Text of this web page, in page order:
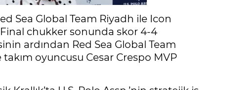
Sea Global Team Riyadh ile Icon
Final chukker sonunda skor 4-4
ardından Red Sea Global Team
oyuncusu Cesar Crespo MVP